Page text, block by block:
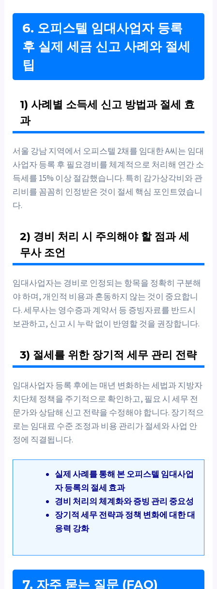
6. 오피스텔 임대사업자 등록
후 실제 세금 신고 사례와 절세
팁
1) 사례별 소득세 신고 방법과 절세 효
과
서울 강남 지역에서 오피스텔 2채를 임대한 A씨는 임대
사업자 등록 후 필요경비를 체계적으로 처리해 연간 소
득세를 15% 이상 절감했습니다. 특히 감가상각비와 관
리비를 꼼꼼히 인정받은 것이 절세 핵심 포인트였습니
다.
2) 경비 처리 시 주의해야 할 점과 세
무사 조언
임대사업자는 경비로 인정되는 항목을 정확히 구분해
야 하며, 개인적 비용과 혼동하지 않는 것이 중요합니
다. 세무사는 영수증과 계약서 등 증빙자료를 반드시
보관하고, 신고 시 누락 없이 반영할 것을 권장합니다.
3) 절세를 위한 장기적 세무 관리 전략
임대사업자 등록 후에는 매년 변화하는 세법과 지방자
치단체 정책을 주기적으로 확인하고, 필요 시 세무 전
문가와 상담해 신고 전략을 수정해야 합니다. 장기적으
로는 임대료 수준 조정과 비용 관리가 절세와 사업 안
정에 직결됩니다.
실제 사례를 통해 본 오피스텔 임대사업
자 등록의 절세 효과
경비 처리의 체계화와 증빙 관리 중요성
장기적 세무 전략과 정책 변화에 대한 대
응력 강화
7. 자주 묻는 질문 (FAQ)